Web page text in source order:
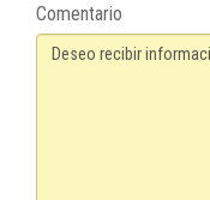
Comentario